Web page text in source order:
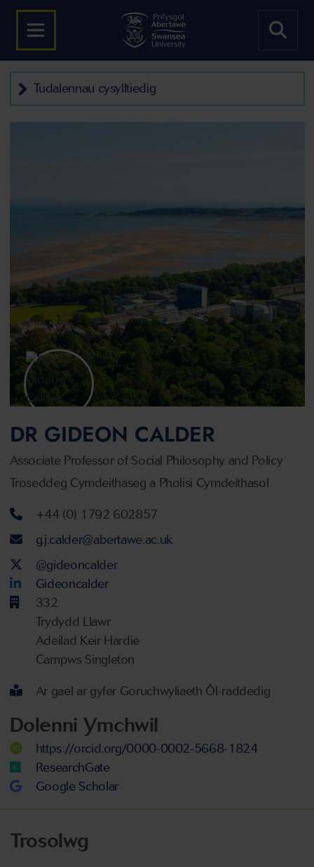
Tudalennau cysylltiedig
DR GIDEON CALDER
Associate Professor of Social Philosophy and Policy
Troseddeg Cymdeithaseg a Pholisi Cymdeithasol
Rhif ffôn+44 (0) 1792 602857
Cyfeiriad ebost
g.j.calder@abertawe.ac.uk
Twitter Account
@gideoncalder
LinkedIn Account
Gideoncalder
332
Trydydd Llawr
Adeilad Keir Hardie
Campws Singleton
Ar gael ar gyfer Goruchwyliaeth Ôl-raddedig
Dolenni Ymchwil
https://orcid.org/0000-0002-5668-1824
ResearchGate
Google Scholar
Trosolwg